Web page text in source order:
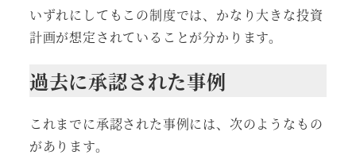
いずれにしてもこの制度では、かなり大きな投資
計画が想定されていることが分かります。
過去に承認された事例
これまでに承認された事例には、次のようなもの
があります。